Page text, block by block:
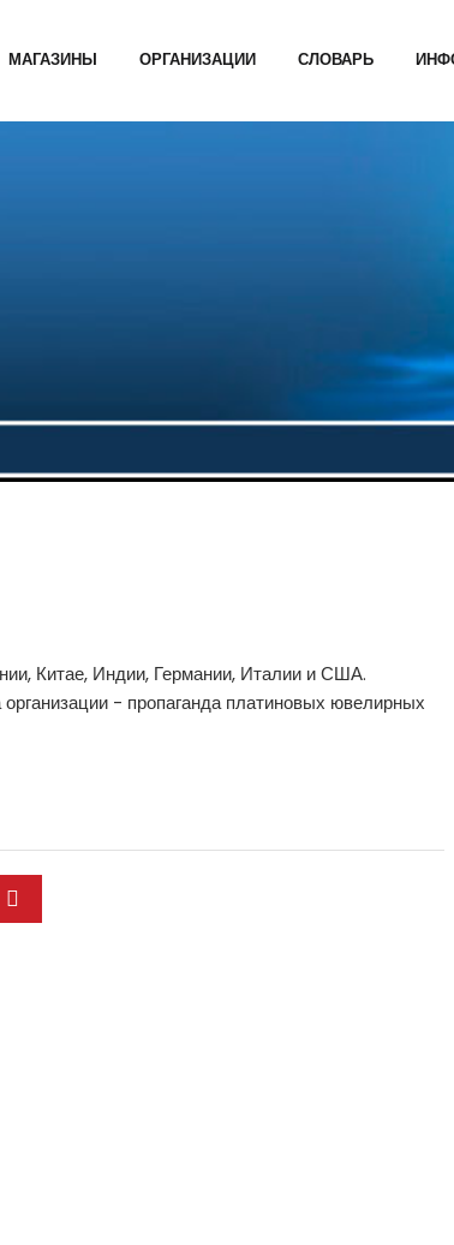
МАГАЗИНЫ ОРГАНИЗАЦИИ СЛОВАРЬ
Китае, Индии, Германии, Италии и США.
- пропаганда платиновых ювелирных